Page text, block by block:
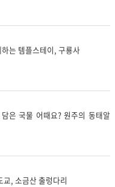
는 템플스테이, 구룡사
은 국물 어때요? 원주의 동태알
교, 소금산 출렁다리